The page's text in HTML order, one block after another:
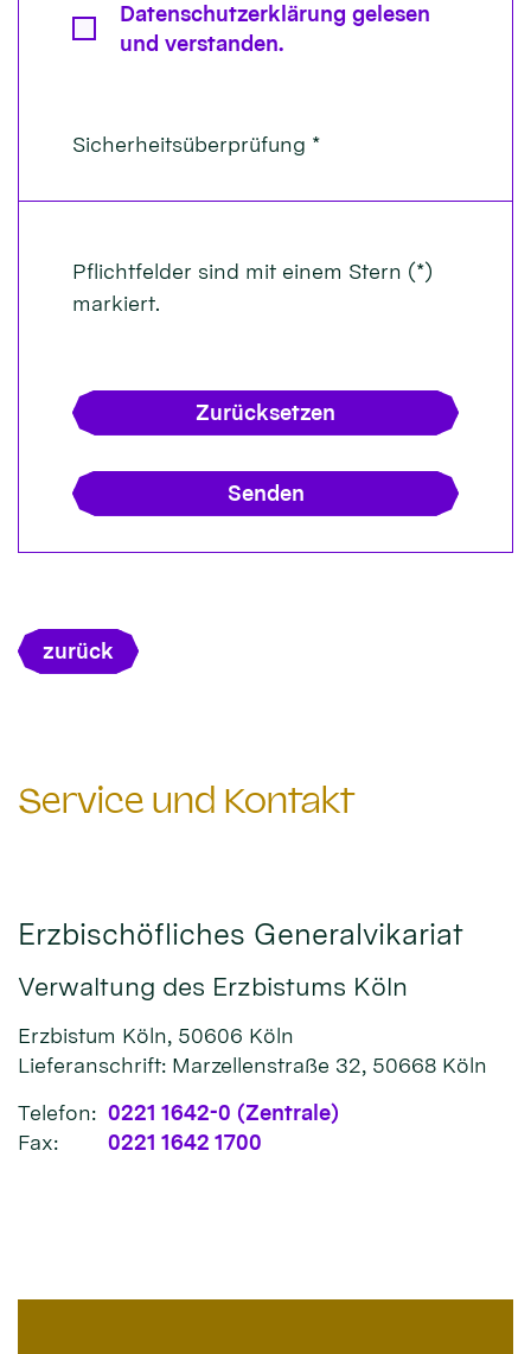
Datenschutzerklärung gelesen
und verstanden.
Sicherheitsüberprüfung *
Pflichtfelder sind mit einem Stern (*)
markiert.
Zurücksetzen
zurück
Service und Kontakt
Erzbischöfliches Generalvikariat
Verwaltung des Erzbistums Köln
Erzbistum Köln, 50606 Köln
Lieferanschrift: Marzellenstraße 32, 50668 Köln
Telefon: 0221 1642-0 (Zentrale)
Fax:
0221 1642 1700